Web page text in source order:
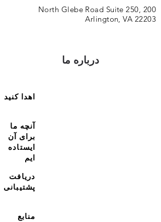
200 North Glebe Road Suite 250,
Arlington, VA 22203
درباره ما
اهدا کنید
آنچه ما
برای آن
ایستاده
ایم
دریافت
پشتیبانی
منابع